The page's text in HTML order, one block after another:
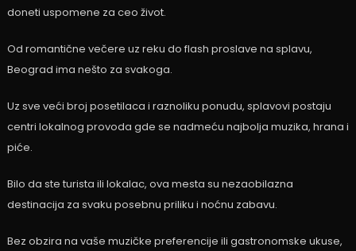
doneti uspomene za ceo život.
Od romantične večere uz reku do flash proslave na splavu,
Beograd ima nešto za svakoga.
Uz sve veći broj posetilaca i raznoliku ponudu, splavovi postaju
centri lokalnog provoda gde se nadmeću najbolja muzika, hrana i
piće.
Bilo da ste turista ili lokalac, ova mesta su nezaobilazna
destinacija za svaku posebnu priliku i noćnu zabavu.
Bez obzira na vaše muzičke preferencije ili gastronomske ukuse,